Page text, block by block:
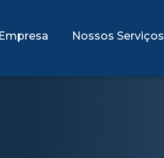
Nossos Serviços